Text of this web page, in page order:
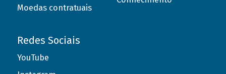
Moedas contratuais
Redes Sociais
YouTube